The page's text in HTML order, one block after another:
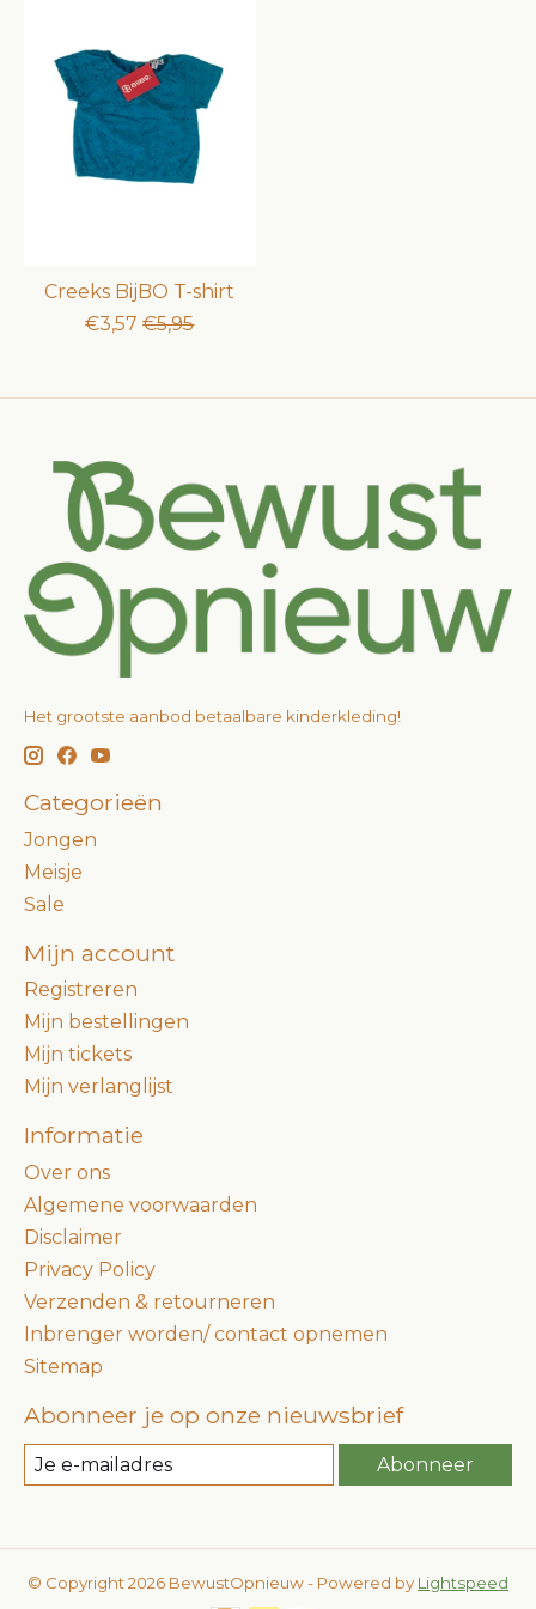
Creeks BijBO T-shirt
€3,57 €5,95
Het grootste aanbod betaalbare kinderkleding!
Categorieën
Jongen
Meisje
Sale
Mijn account
Registreren
Mijn bestellingen
Mijn tickets
Mijn verlanglijst
Informatie
Over ons
Algemene voorwaarden
Disclaimer
Privacy Policy
Verzenden & retourneren
Inbrenger worden/ contact opnemen
Sitemap
Abonneer je op onze nieuwsbrief
Abonneer
© Copyright 2026 BewustOpnieuw - Powered by Lightspeed